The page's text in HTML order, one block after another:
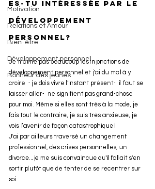
Motivation
Relations et Amour
Bien-être
Développement personnel
Bonheur des jeunes
Es-tu intéressée par le
développement
personnel?
Je n’aime pas beaucoup les injonctions de
développement personnel et j'ai du mal à y
croire  - je dois vivre l'instant présent-  il faut se
laisser aller-  ne signifient pas grand-chose
pour moi. Même si elles sont très à la mode, je
fais tout le contraire, je suis très anxieuse, je
vois l’avenir de façon catastrophique!
J'ai par ailleurs traversé un changement
professionnel, des crises personnelles, un
divorce...je me suis convaincue qu'il fallait s'en
sortir plutôt que de tenter de se recentrer sur
soi.